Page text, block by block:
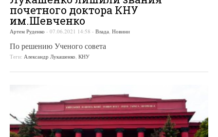
почетного доктора КНУ
им.Шевченко
Артем Руденко - 07.06.2021 14:58 - Влада, Новини
По решению Ученого совета
Теги: Александр Лукашенко, КНУ